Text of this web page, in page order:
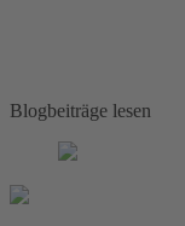
Blogbeiträge lesen